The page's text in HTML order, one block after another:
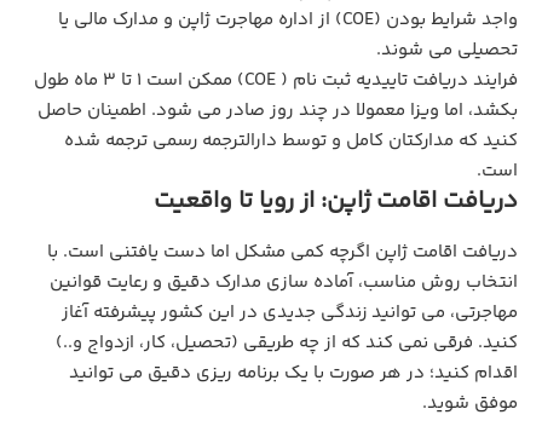
واجد شرایط بودن (COE) از اداره مهاجرت ژاپن و مدارک مالی یا
تحصیلی می شوند.
فرایند دریافت تاییدیه ثبت نام ( COE) ممکن است 1 تا 3 ماه طول
بکشد، اما ویزا معمولا در چند روز صادر می شود. اطمینان حاصل
کنید که مدارکتان کامل و توسط دارالترجمه رسمی ترجمه شده
است.
دریافت اقامت ژاپن: از رویا تا واقعیت
دریافت اقامت ژاپن اگرچه کمی مشکل اما دست یافتنی است. با
انتخاب روش مناسب، آماده سازی مدارک دقیق و رعایت قوانین
مهاجرتی، می توانید زندگی جدیدی در این کشور پیشرفته آغاز
کنید. فرقی نمی کند که از چه طریقی (تحصیل، کار، ازدواج و..)
اقدام کنید؛ در هر صورت با یک برنامه ریزی دقیق می توانید
موفق شوید.